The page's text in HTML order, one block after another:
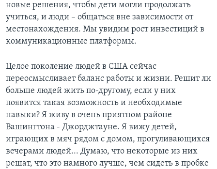
новые решения, чтобы дети могли продолжать
учиться, и люди – общаться вне зависимости от
местонахождения. Мы увидим рост инвестиций в
коммуникационные платформы.
Целое поколение людей в США сейчас
переосмысливает баланс работы и жизни. Решит ли
больше людей жить по-другому, если у них
появится такая возможность и необходимые
навыки? Я живу в очень приятном районе
Вашингтона - Джорджтауне. Я вижу детей,
играющих в мяч рядом с домом, прогуливающихся
вечерами людей... Думаю, что некоторые из них
решат, что это намного лучше, чем сидеть в пробке